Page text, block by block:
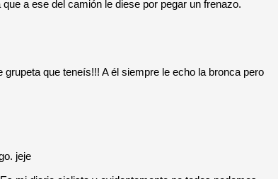
a ese del camión le diese por pegar un frenazo.
que teneís!!! A él siempre le echo la bronca pero
jeje